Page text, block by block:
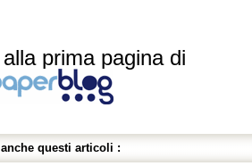
prima pagina di
questi articoli :